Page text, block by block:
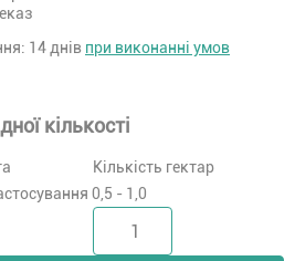
14 днів при виконанні умов
кількості
Кількість гектар
0,5 - 1,0